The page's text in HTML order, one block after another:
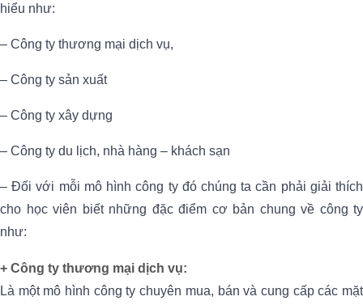
hiểu như:
– Công ty thương mại dịch vụ,
– Công ty sản xuất
– Công ty xây dựng
– Công ty du lịch, nhà hàng – khách sạn
–Đối với mỗi mô hình công ty đó chúng ta cần phải giải thích
cho học viên biết những đặc điểm cơ bản chung về công ty
như:
+ Công ty thương mại dịch vụ:
Là một mô hình công ty chuyên mua, bán và cung cấp các mặt